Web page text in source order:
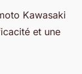
Kawasaki
et une